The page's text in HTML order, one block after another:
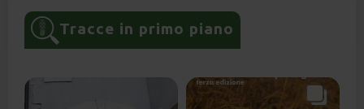
Tracce in primo piano